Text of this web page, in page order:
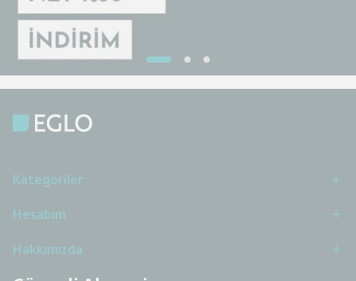
Kategoriler
Hesabım
Hakkımızda